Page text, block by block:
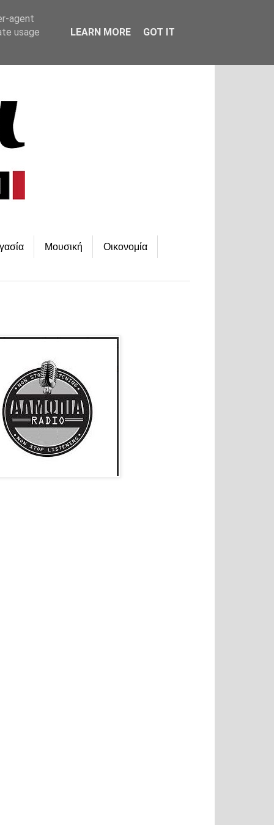
Μουσική Οικονομία
agent
usage
LEARN MORE GOT IT